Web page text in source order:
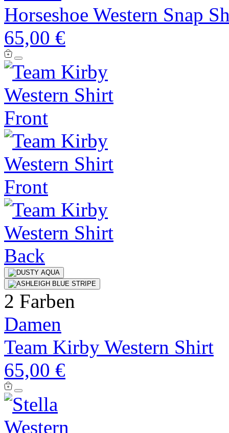
Horseshoe Western Snap
65,00 €
2 Farben
Damen
Team Kirby Western Shirt
65,00 €